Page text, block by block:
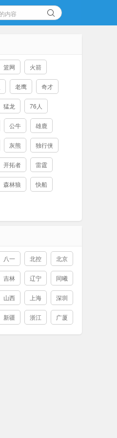
篮网 火箭
老鹰 奇才
猛龙 76人
公牛 雄鹿
灰熊 独行侠
开拓者 雷霆
森林狼 快船
八一 北控 北京
吉林 辽宁 同曦
山西 上海 深圳
新疆 浙江 广厦